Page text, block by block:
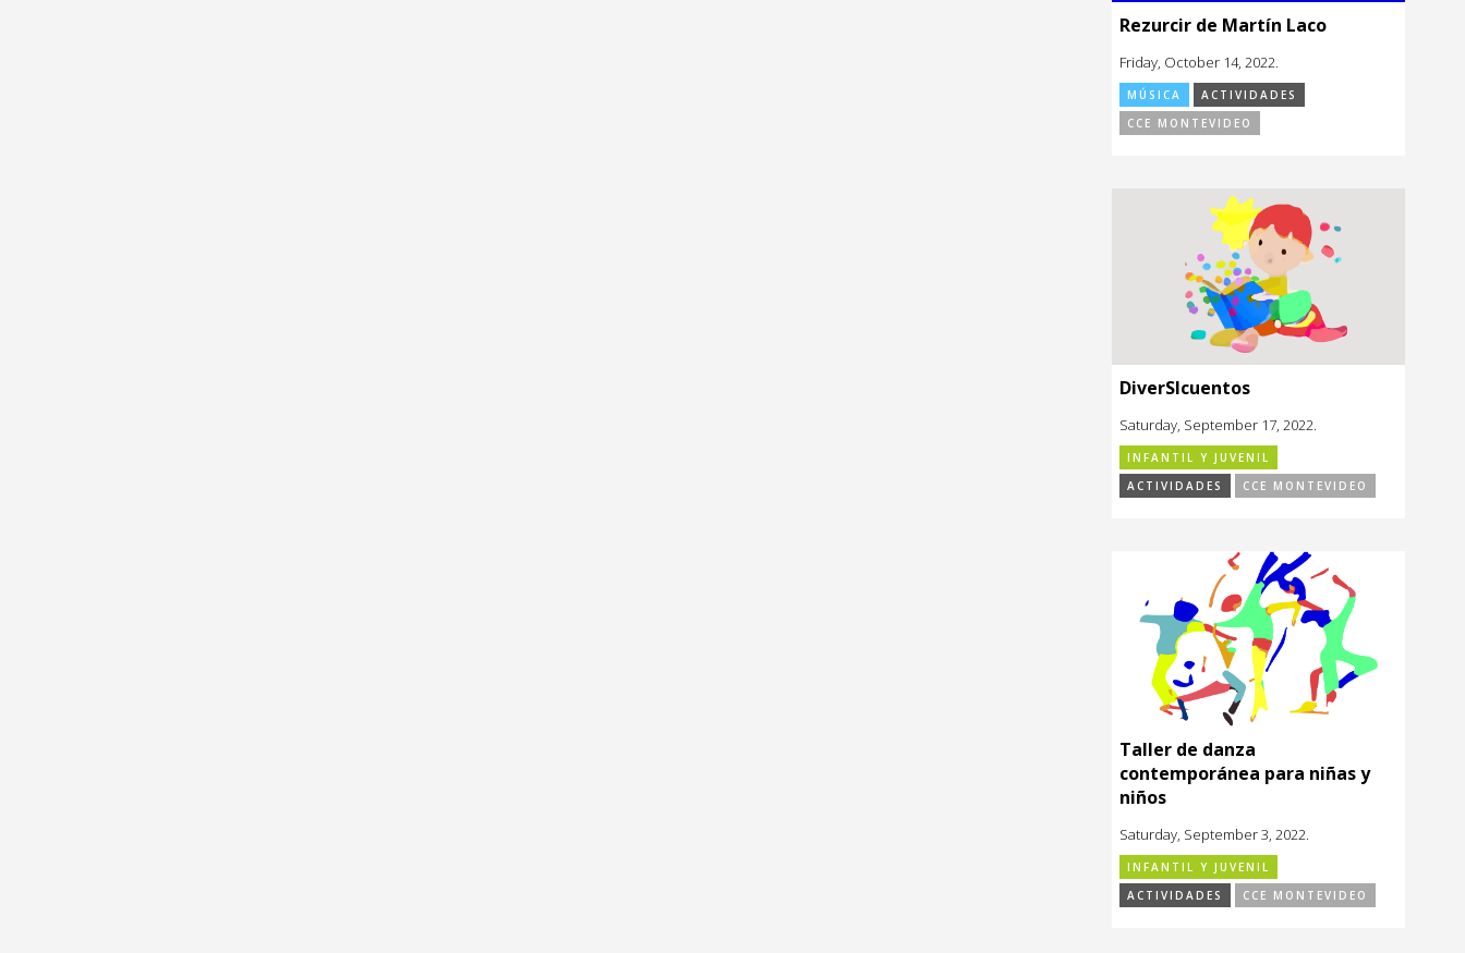
Rezurcir de Martín Laco
Friday, October 14, 2022.
MÚSICA
ACTIVIDADES
CCE MONTEVIDEO
DiverSIcuentos
Saturday, September 17, 2022.
INFANTIL Y JUVENIL
ACTIVIDADES
CCE MONTEVIDEO
Taller de danza
contemporánea para niñas y
niños
Saturday, September 3, 2022.
INFANTIL Y JUVENIL
ACTIVIDADES
CCE MONTEVIDEO